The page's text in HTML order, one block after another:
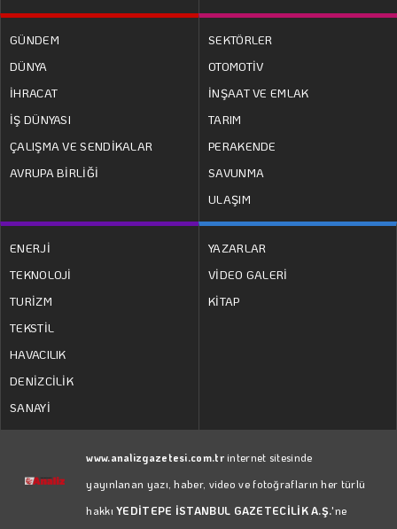
GÜNDEM
DÜNYA
İHRACAT
İŞ DÜNYASI
ÇALIŞMA VE SENDİKALAR
AVRUPA BİRLİĞİ
SEKTÖRLER
OTOMOTİV
İNŞAAT VE EMLAK
TARIM
PERAKENDE
SAVUNMA
ULAŞIM
ENERJİ
TEKNOLOJİ
TURİZM
TEKSTİL
HAVACILIK
DENİZCİLİK
SANAYİ
YAZARLAR
VİDEO GALERİ
KİTAP
www.analizgazetesi.com.trinternet sitesinde
yayınlanan yazı, haber, video ve fotoğrafların her türlü
hakkıYEDİTEPE İSTANBUL GAZETECİLİK A.Ş.'ne